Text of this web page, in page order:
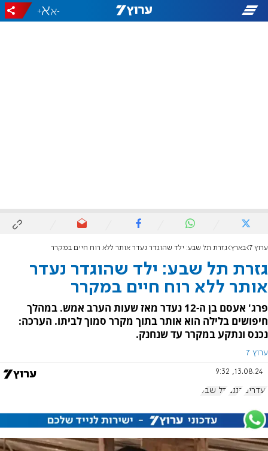
-
+
ערוץ 7 בארץ גזרת תל שבע: ילד שהוגדר נעדר אותר ללא רוח חיים במקרר
גזרת תל שבע: ילד שהוגדר נעדר
אותר ללא רוח חיים במקרר
פרג' אעסם בן ה-12 נעדר מאז שעות הערב אמש. במהלך
חיפושים בלילה הוא אותר בתוך מקרר סמוך לביתו. הערכה:
נכנס ונתקע במקרר עד שנחנק.
ערוץ 7
13.08.24, 9:32
נעדרים הנגב תל שבע